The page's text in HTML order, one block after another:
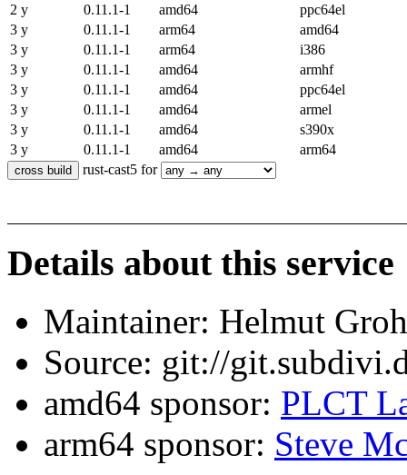
2 y
0.11.1-1 amd64
ppc64el
3 y
0.11.1-1 arm64
amd64
3 y
0.11.1-1 arm64
i386
3 y
0.11.1-1 amd64
armhf
3 y
0.11.1-1 amd64
ppc64el
3 y
0.11.1-1 amd64
armel
3 y
0.11.1-1 amd64
s390x
3 y
0.11.1-1 amd64
arm64
rust-cast5 for
Details about this service
Maintainer: Helmut
Source: git://
amd64 sponsor: PLCT
arm64 sponsor: Steve